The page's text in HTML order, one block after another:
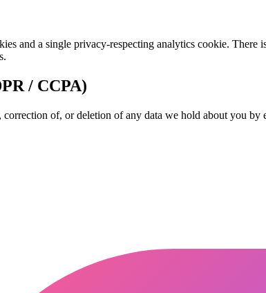
and a single privacy-respecting analytics cookie.
/ CCPA)
correction of, or deletion of any data we hold about you